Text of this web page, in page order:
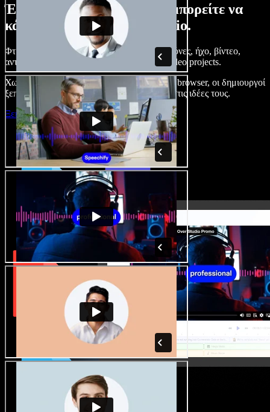
Ένα μικρό δείγμα από όσα μπορείτε να
κάνετε με το Speechify Studio.
Φτιάξτε voice overs, προσθέστε δωρεάν εικόνες, ήχο, βίντεο,
αντιγραφή φωνής – ολοκληρωμένα audio/video projects.
Χωρίς καμπύλη εκμάθησης και με όλα στον browser, οι δημιουργοί
ξεπερνούν τα κλασικά όρια και δίνουν ζωή στις ιδέες τους.
Ξεκινήστε με το Studio